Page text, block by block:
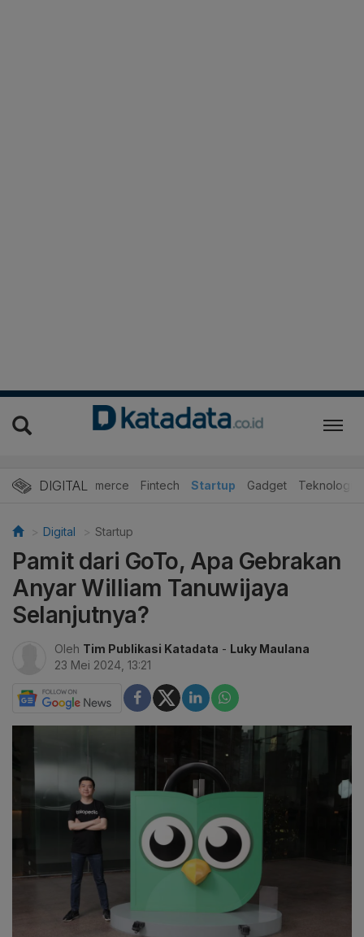
DIGITAL
E-Commerce Fintech Startup Gadget Teknologi
Digital Startup
Pamit dari GoTo, Apa Gebrakan
Anyar William Tanuwijaya
Selanjutnya?
Oleh Tim Publikasi Katadata - Luky Maulana
23 Mei 2024, 13:21